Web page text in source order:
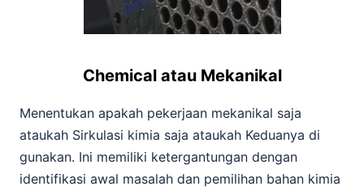
Chemical atau Mekanikal
Menentukan apakah pekerjaan mekanikal saja
ataukah Sirkulasi kimia saja ataukah Keduanya di
gunakan. Ini memiliki ketergantungan dengan
identifikasi awal masalah dan pemilihan bahan kimia